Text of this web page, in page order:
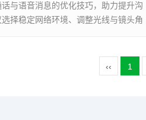
与语音消息的优化技巧，助力提升沟
择稳定网络环境、调整光线与镜头角
‹‹ 1